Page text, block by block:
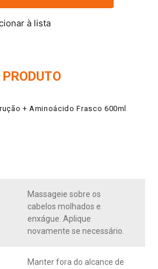
+ Aminoácido Frasco 600ml
Massageie sobre os
cabelos molhados e
enxágue. Aplique
novamente se necessário.
Manter fora do alcance de